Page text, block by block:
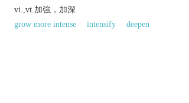
vi.,vt.加強，加深
grow more intense
intensify
deepen